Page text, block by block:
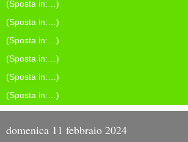
domenica 11 febbraio 2024